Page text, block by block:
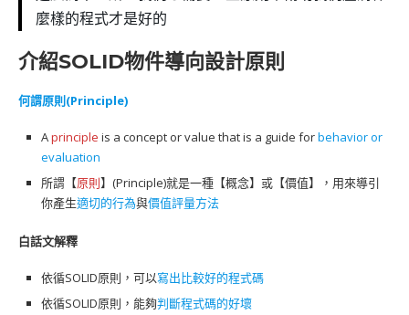
麼樣的程式才是好的
介紹SOLID物件導向設計原則
何謂原則(Principle)
Aprinciple is a concept or value that is a guide forbehavior or
evaluation
所謂【原則】(Principle)就是一種【概念】或【價值】，用來導引
你產生適切的行為與價值評量方法
白話文解釋
依循SOLID原則，可以寫出比較好的程式碼
依循SOLID原則，能夠判斷程式碼的好壞